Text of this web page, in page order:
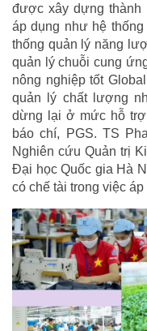
được xây dựng thành
áp dụng như hệ
thống quản lý năng
quản lý chuỗi cung
nông nghiệp tốt
quản lý chất lượng
dừng lại ở mức hỗ
báo chí, PGS. TS
Nghiên cứu Quản trị
Đại học Quốc gia Hà
có chế tài trong việc